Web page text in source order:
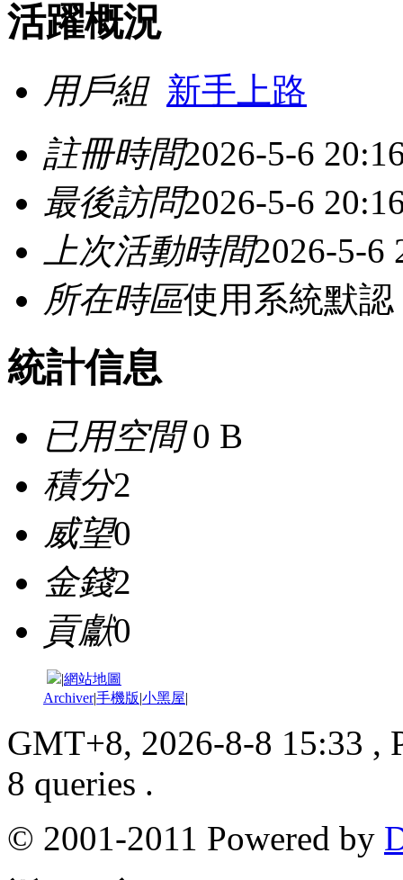
活躍概況
用戶組 新手上路
註冊時間2026-5-6
最後訪問2026-5-6
上次活動時間2026-5-6
所在時區使用系統默認
統計信息
已用空間0 B
積分2
威望0
金錢2
貢獻0
|網站地圖
Archiver|手機版|小黑屋|
GMT+8, 2026-8-8 15:33 ,
8 queries .
© 2001-2011 Powered by